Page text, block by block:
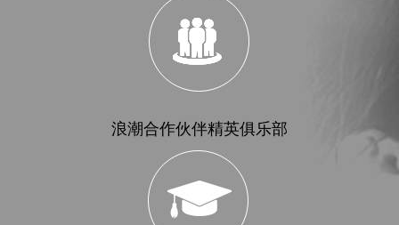
浪潮合作伙伴精英俱乐部